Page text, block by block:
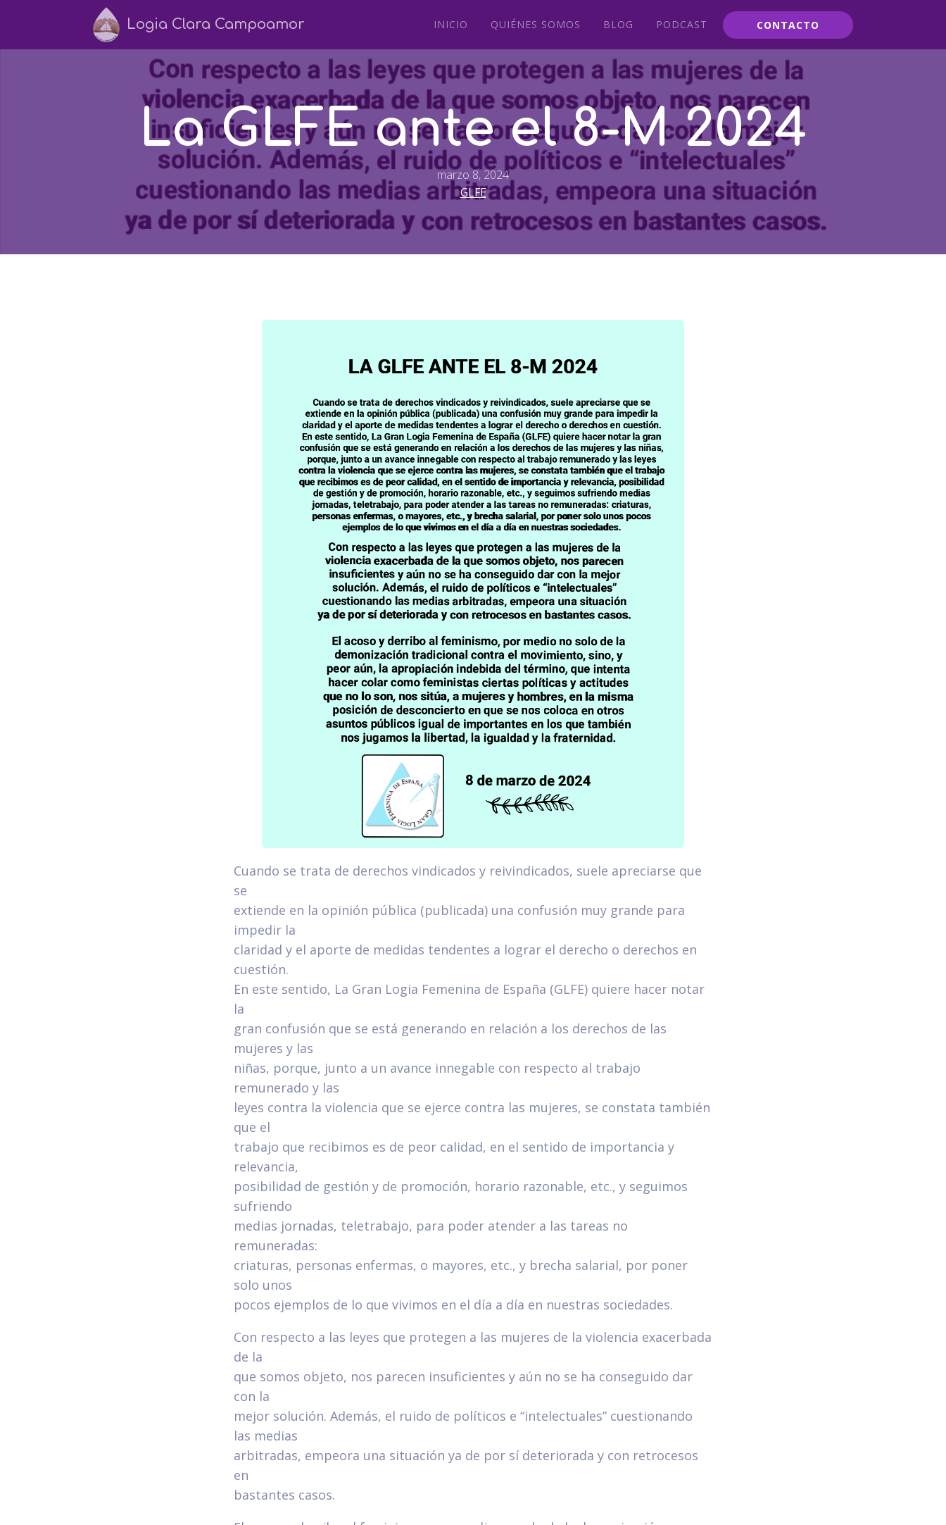
Logia Clara Campoamor INICIO QUIÉNES SOMOS BLOG PODCAST CONTACTO
La GLFE ante el 8-M 2024
marzo 8, 2024
GLFE
Cuando se trata de derechos vindicados y reivindicados, suele apreciarse que
se
extiende en la opinión pública (publicada) una confusión muy grande para
impedir la
claridad y el aporte de medidas tendentes a lograr el derecho o derechos en
cuestión.
En este sentido, La Gran Logia Femenina de España (GLFE) quiere hacer notar
la
gran confusión que se está generando en relación a los derechos de las
mujeres y las
niñas, porque, junto a un avance innegable con respecto al trabajo
remunerado y las
leyes contra la violencia que se ejerce contra las mujeres, se constata también
que el
trabajo que recibimos es de peor calidad, en el sentido de importancia y
relevancia,
posibilidad de gestión y de promoción, horario razonable, etc., y seguimos
sufriendo
medias jornadas, teletrabajo, para poder atender a las tareas no
remuneradas:
criaturas, personas enfermas, o mayores, etc., y brecha salarial, por poner
solo unos
pocos ejemplos de lo que vivimos en el día a día en nuestras sociedades.
Con respecto a las leyes que protegen a las mujeres de la violencia exacerbada
de la
que somos objeto, nos parecen insuficientes y aún no se ha conseguido dar
con la
mejor solución. Además, el ruido de políticos e “intelectuales” cuestionando
las medias
arbitradas, empeora una situación ya de por sí deteriorada y con retrocesos
en
bastantes casos.